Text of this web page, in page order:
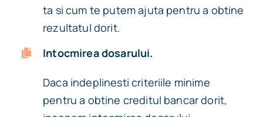
ta si cum te putem ajuta pentru a obtine
rezultatul dorit.
Intocmirea dosarului.
Daca indeplinesti criteriile minime
pentru a obtine creditul bancar dorit,